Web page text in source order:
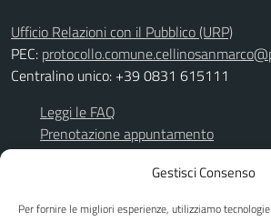
Gestisci Consenso
Per fornire le migliori esperienze, utilizziamo
Ufficio Relazioni con il Pubblico (URP)
PEC:
Centralino unico: +39 0831 615111
Leggi le FAQ
Prenotazione appuntamento
Richiesta assistenza
Segnalazione disservizio
Albo Pretorio